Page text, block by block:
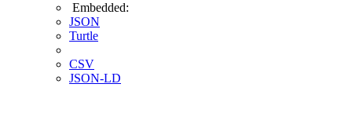
Embedded:
JSON
Turtle
CSV
JSON-LD